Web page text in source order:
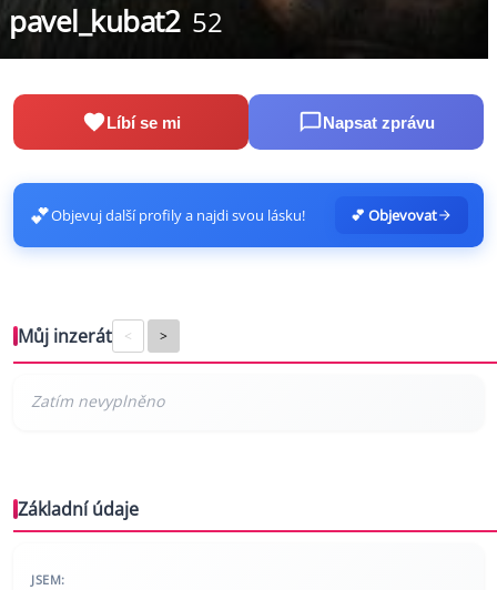
pavel_kubat2 52
Líbí se mi Napsat zprávu
💕Objevuj další profily a najdi svou lásku! 💕 Objevovat
Můj inzerát < >
Základní údaje
JSEM: